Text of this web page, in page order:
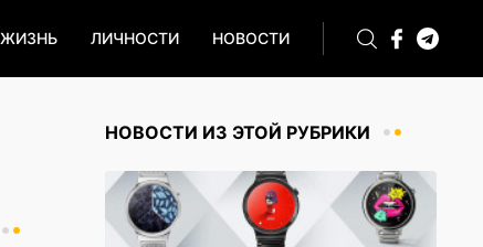
ЖИЗНЬ ЛИЧНОСТИ НОВОСТИ
НОВОСТИ ИЗ ЭТОЙ РУБРИКИ